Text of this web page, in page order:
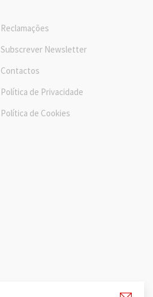
Reclamações
Subscrever Newsletter
Contactos
Política de Privacidade
Política de Cookies